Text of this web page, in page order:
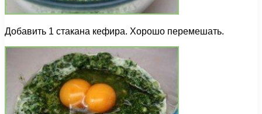
Добавить 1 стакана кефира. Хорошо перемешать.